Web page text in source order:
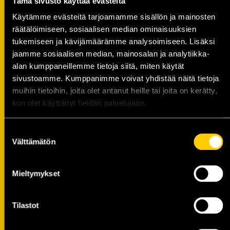
Käytämme evästeitä tarjoamamme sisällön ja mainosten
räätälöimiseen, sosiaalisen median ominaisuuksien
tukemiseen ja kävijämäärämme analysoimiseen. Lisäksi
jaamme sosiaalisen median, mainosalan ja analytiikka-
alan kumppaneillemme tietoja siitä, miten käytät
sivustoamme. Kumppanimme voivat yhdistää näitä tietoja
muihin tietoihin, joita olet antanut heille tai joita on kerätty,
kun olet käyttänyt heidän palvelujaan.
valinta
Välttämätön
Mieltymykset
Tilastot
ottelukohtainen ruoka sekä kahvitarjoilu
ensimmäisellä erätauolla. VIP-tilojemme
laadukas ruoka valmistetaan oman ravintola
Pelimiehemme keittiössä . Ruoka on valmiina
lämpöhauteissa tunti ennen ottelutapahtuman
alkua ja se korjataan pois n. 5 minuuttia ennen
ottelun alkamista. Ensimmäisellä erätauolla
Grano Lounge tarjoillaan kahvit ja kahvileivät.
Mikäli teillä on erikoisruokavalioita, ilmoittakaa
viimeistään viikkoa ennen ottelutapahtumaa.
Alkoholijuomien tarjoilu Grano Lounge
anniskelulupa Olvi Areenalla. Grano Lounge on